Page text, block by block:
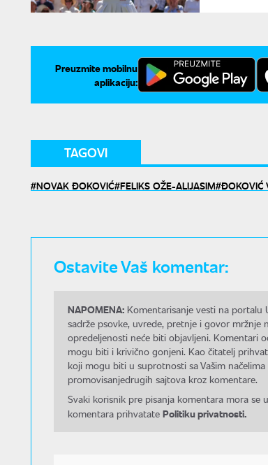
Preuzmite mobilnu
aplikaciju:
TAGOVI
NOVAK ĐOKOVIĆ FELIKS OŽE-ALIJASIM ĐOKOVIĆ
Ostavite Vaš komentar:
NAPOMENA: Komentarisanje vesti na portalu
sadrže psovke, uvrede, pretnje i govor mržnje
opredeljenosti neće biti objavljeni. Komentari
mogu biti i krivično gonjeni. Kao čitatelj
koji mogu biti u suprotnosti sa Vašim
promovisanjedrugih sajtova kroz komentare.
Svaki korisnik pre pisanja komentara mora se
komentara prihvatate Politiku privatnosti.